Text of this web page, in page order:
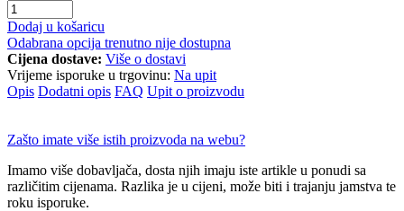
Dodaj u košaricu
Odabrana opcija trenutno nije dostupna
Cijena dostave: Više o dostavi
Vrijeme isporuke u trgovinu: Na upit
Opis Dodatni opis FAQ Upit o proizvodu
Zašto imate više istih proizvoda na webu?
Imamo više dobavljača, dosta njih imaju iste artikle u ponudi sa
različitim cijenama. Razlika je u cijeni, može biti i trajanju jamstva te
roku isporuke.